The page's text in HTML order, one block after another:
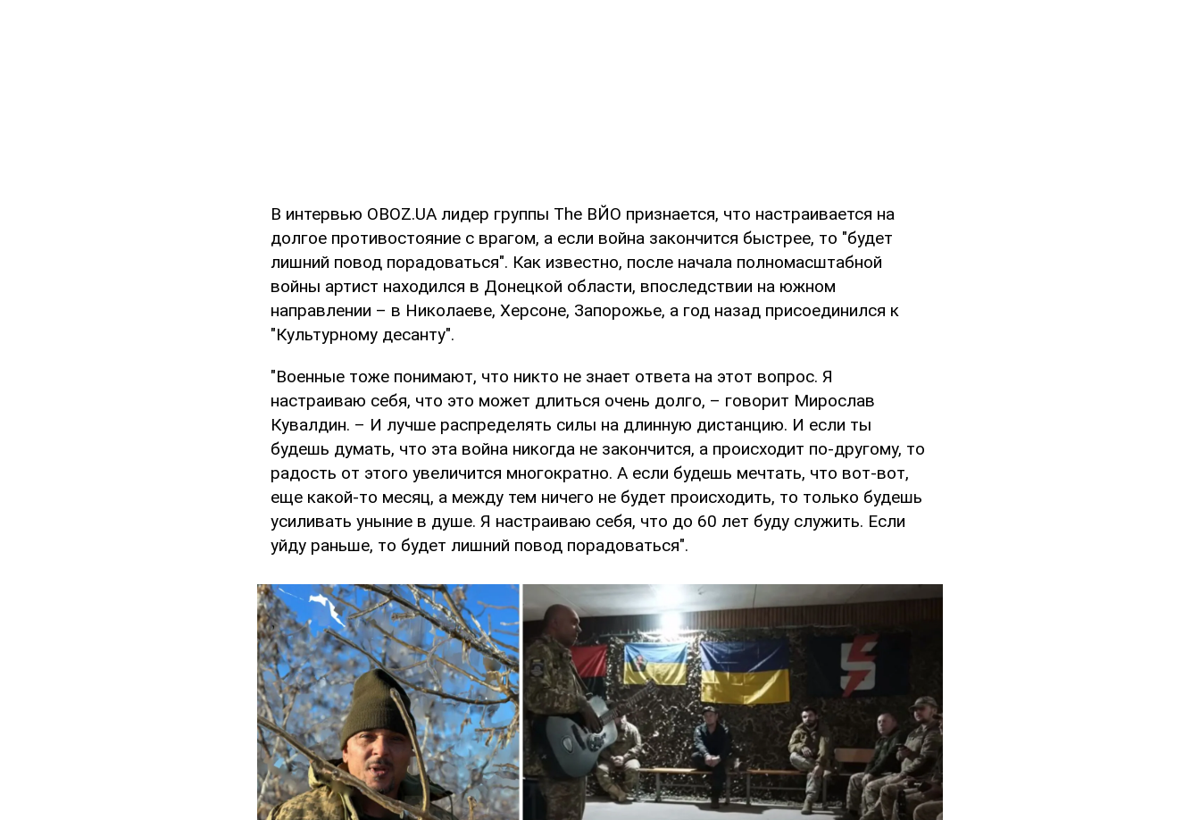
В интервью OBOZ.UA лидер группы The ВЙО признается, что настраивается на
долгое противостояние с врагом, а если война закончится быстрее, то "будет
лишний повод порадоваться". Как известно, после начала полномасштабной
войны артист находился в Донецкой области, впоследствии на южном
направлении – в Николаеве, Херсоне, Запорожье, а год назад присоединился к
"Культурному десанту".
"Военные тоже понимают, что никто не знает ответа на этот вопрос. Я
настраиваю себя, что это может длиться очень долго, – говорит Мирослав
Кувалдин. – И лучше распределять силы на длинную дистанцию. И если ты
будешь думать, что эта война никогда не закончится, а происходит по-другому, то
радость от этого увеличится многократно. А если будешь мечтать, что вот-вот,
еще какой-то месяц, а между тем ничего не будет происходить, то только будешь
усиливать уныние в душе. Я настраиваю себя, что до 60 лет буду служить. Если
уйду раньше, то будет лишний повод порадоваться".